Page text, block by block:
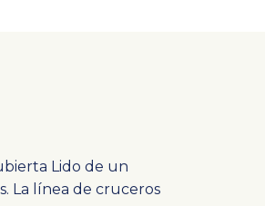
Lido de un
La línea de cruceros